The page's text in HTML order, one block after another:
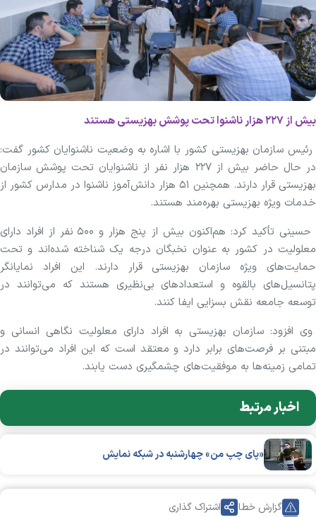
بیش از ۲۲۷ هزار ناشنوا تحت پوشش بهزیستی هستند
رئیس سازمان بهزیستی کشور با اشاره به وضعیت ناشنوایان کشور گفت:
در حال حاضر بیش از ۲۲۷ هزار نفر از ناشنوایان تحت پوشش سازمان
بهزیستی قرار دارند. همچنین ۵۱ هزار دانش‌آموز ناشنوا در مدارس کشور از
خدمات ویژه بهزیستی بهره‌مند هستند.
حسینی تأکید کرد: هم‌اکنون بیش از پنج هزار و ۵۰۰ نفر از افراد دارای
معلولیت در کشور به عنوان نخبگان درجه یک شناخته شده‌اند و تحت
حمایت‌های ویژه سازمان بهزیستی قرار دارند. این افراد نمایانگر
پتانسیل‌های بالقوه و استعدادهای بی‌نظیری هستند که می‌توانند در
توسعه جامعه نقش بسزایی ایفا کنند.
وی افزود: سازمان بهزیستی به افراد دارای معلولیت نگاهی انسانی و
مبتنی بر فرصت‌های برابر دارد و معتقد است که این افراد می‌توانند در
تمامی زمینه‌ها به موفقیت‌های چشمگیری دست یابند.
اخبار مرتبط
«پای چپ من» چهارشنبه در شبکه نمایش
گزارش خطا اشتراک گذاری